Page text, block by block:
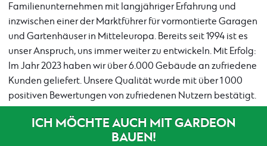
Familienunternehmen mit langjähriger Erfahrung und
inzwischen einer der Marktführer für vormontierte Garagen
und Gartenhäuser in Mitteleuropa. Bereits seit 1994 ist es
unser Anspruch, uns immer weiter zu entwickeln. Mit Erfolg:
Im Jahr 2023 haben wir über 6.000 Gebäude an zufriedene
Kunden geliefert. Unsere Qualität wurde mit über 1 000
positiven Bewertungen von zufriedenen Nutzern bestätigt.
ICH MÖCHTE AUCH MIT GARDEON
BAUEN!